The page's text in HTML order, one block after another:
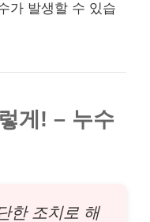
가 발생할 수 있습
게! – 누수
한 조치로 해